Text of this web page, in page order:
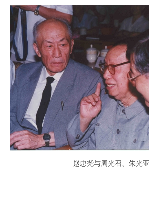
赵忠尧与周光召、朱光亚